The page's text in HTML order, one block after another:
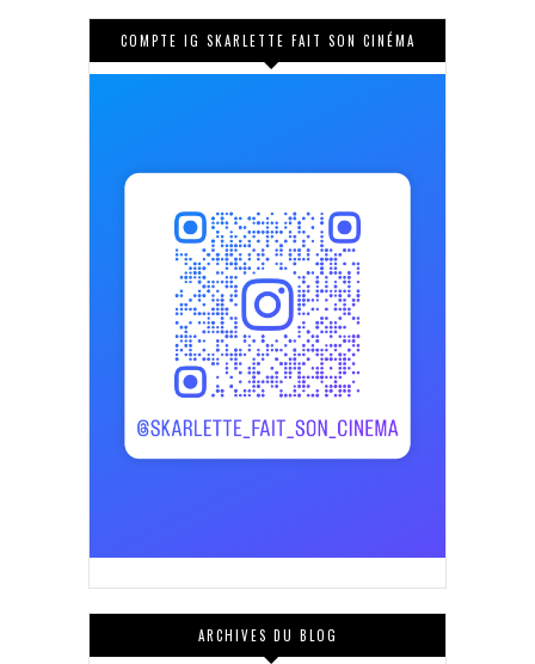
COMPTE IG SKARLETTE FAIT SON CINÉMA
ARCHIVES DU BLOG